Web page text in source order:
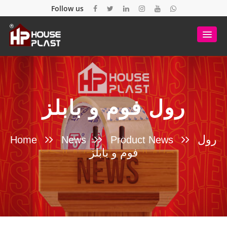
Follow us
رول فوم و بابلز
Home News Product News
رول
فوم و بابلز